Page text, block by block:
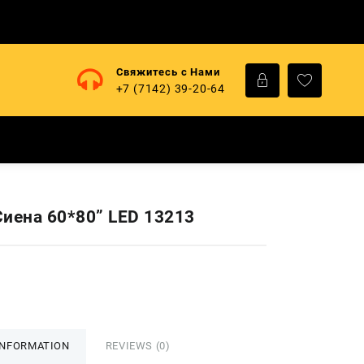
Свяжитесь с Нами
+7 (7142) 39-20-64
60*80” LED 13213
REVIEWS (0)